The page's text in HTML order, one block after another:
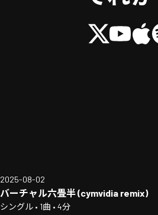
2025-08-02
バーチャル六畳半 (cymvidia remix)
シングル • 1曲 • 4分